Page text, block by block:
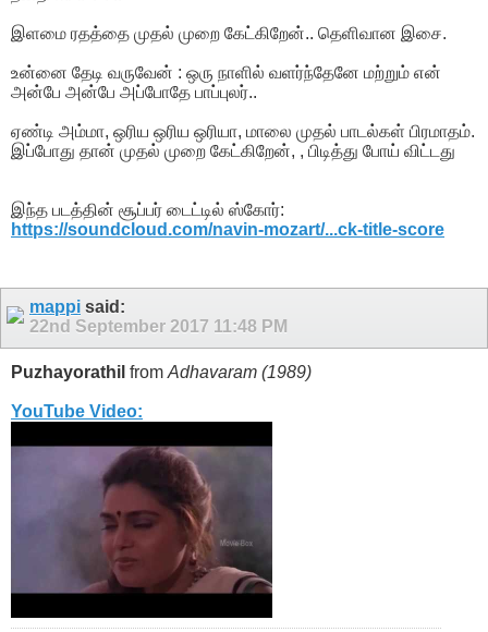
இளமை ரதத்தை முதல் முறை கேட்கிறேன்.. தெளிவான இசை.
உன்னை தேடி வருவேன் : ஒரு நாளில் வளர்ந்தேனே மற்றும் என்
அன்பே அன்பே அப்போதே பாப்புலர்..
ஏண்டி அம்மா, ஒரிய ஒரிய ஒரியா, மாலை முதல் பாடல்கள் பிரமாதம்.
இப்போது தான் முதல் முறை கேட்கிறேன், , பிடித்து போய் விட்டது
இந்த படத்தின் சூப்பர் டைட்டில் ஸ்கோர்:
https://soundcloud.com/navin-mozart/...ck-title-score
mappi said:
22nd September 2017 11:48 PM
Puzhayorathil from Adhavaram (1989)
YouTube Video: